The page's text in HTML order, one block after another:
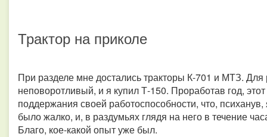
Трактор на приколе
При разделе мне достались тракторы К-701 и МТЗ.
неповоротливый, и я купил Т-150. Проработав год,
поддержания своей работоспособности, что,
было жалко, и, в раздумьях глядя на него в течение
Благо, кое-какой опыт уже был.